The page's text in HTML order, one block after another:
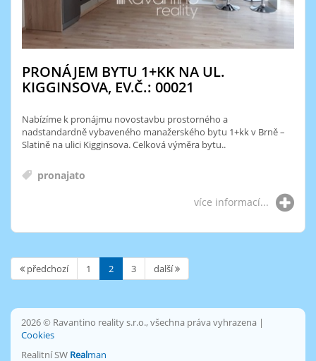
PRONÁJEM BYTU 1+KK NA UL.
KIGGINSOVA, EV.Č.: 00021
Nabízíme k pronájmu novostavbu prostorného a
nadstandardně vybaveného manažerského bytu 1+kk v Brně –
Slatině na ulici Kigginsova. Celková výměra bytu..
pronajato
více informací...
předchozí 1 2 3 další
2026 © Ravantino reality s.r.o., všechna práva vyhrazena |
Cookies
Realitní SW Realman